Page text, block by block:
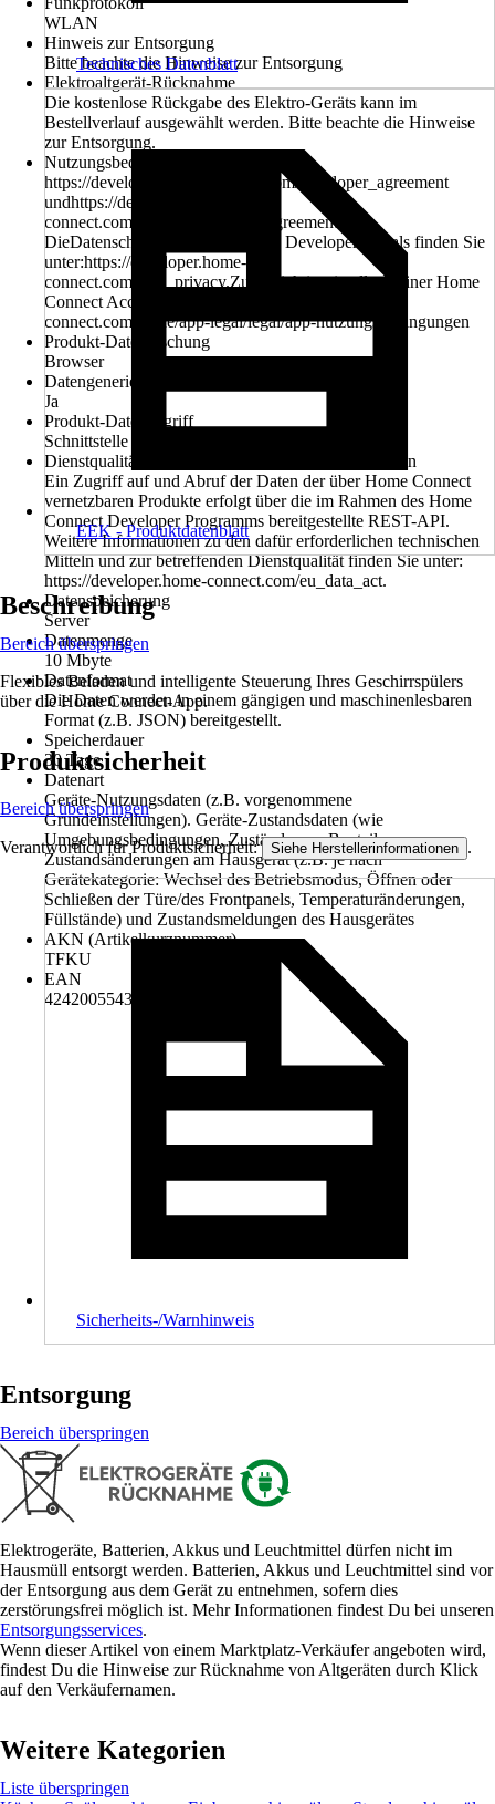
WLAN
Hinweis zur Entsorgung
Bitte beachte die Hinweise zur Entsorgung
Elektroaltgerät-Rücknahme
Die kostenlose Rückgabe des Elektro-Geräts kann im
Bestellverlauf ausgewählt werden. Bitte beachte die Hinweise
zur Entsorgung.
Nutzungsbedingungen
https://developer.home-connect.com/developer_agreement
undhttps://developer.home-
connect.com/eu_data_act_user_agreement.
DieDatenschutzinformationen des Developer Portals finden Sie
unter:https://developer.home-
connect.com/data_privacy.Zusätzlich ist ein allgemeiner Home
Connect Account erforderlich. https://www.home-
connect.com/de/de/app-legal/legal/app-nutzungsbedingungen
Produkt-Datenlöschung
Browser
Datengenerierung kontinuierlich und in Echtzeit
Ja
Produkt-Datenzugriff
Schnittstelle
Dienstqualität Anwendungsprogrammierschnittstellen
Ein Zugriff auf und Abruf der Daten der über Home Connect
vernetzbaren Produkte erfolgt über die im Rahmen des Home
Connect Developer Programms bereitgestellte REST-API.
Weitere Informationen zu den dafür erforderlichen technischen
Mitteln und zur betreffenden Dienstqualität finden Sie unter:
https://developer.home-connect.com/eu_data_act.
Datenspeicherung
Server
Datenmenge
10 Mbyte
Datenformat
Die Daten werden in einem gängigen und maschinenlesbaren
Format (z.B. JSON) bereitgestellt.
Speicherdauer
30 Tage
Datenart
Geräte-Nutzungsdaten (z.B. vorgenommene
Grundeinstellungen). Geräte-Zustandsdaten (wie
Umgebungsbedingungen, Zustände von Bauteilen,
Zustandsänderungen am Hausgerät (z.B. je nach
Gerätekategorie: Wechsel des Betriebsmodus, Öffnen oder
Schließen der Türe/des Frontpanels, Temperaturänderungen,
Füllstände) und Zustandsmeldungen des Hausgerätes
AKN (Artikelkurznummer)
TFKU
EAN
4242005543410
Technisches Datenblatt
EEK - Produktdatenblatt
Beschreibung
Bereich überspringen
Flexibles Beladen und intelligente Steuerung Ihres Geschirrspülers
über die Home Connect-App.
Produktsicherheit
Bereich überspringen
Verantwortlich für Produktsicherheit: Siehe Herstellerinformationen .
Sicherheits-/Warnhinweis
Entsorgung
Bereich überspringen
Elektrogeräte, Batterien, Akkus und Leuchtmittel dürfen nicht im
Hausmüll entsorgt werden. Batterien, Akkus und Leuchtmittel sind vor
der Entsorgung aus dem Gerät zu entnehmen, sofern dies
zerstörungsfrei möglich ist. Mehr Informationen findest Du bei unseren
Entsorgungsservices.
Wenn dieser Artikel von einem Marktplatz-Verkäufer angeboten wird,
findest Du die Hinweise zur Rücknahme von Altgeräten durch Klick
auf den Verkäufernamen.
Weitere Kategorien
Liste überspringen